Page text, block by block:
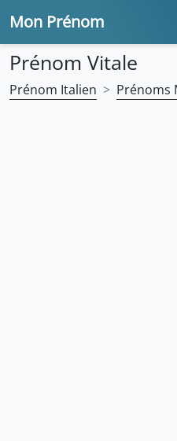
Mon Prénom
Prénom Vitale
Prénom Italien Prénoms